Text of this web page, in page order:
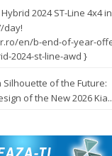
2024 ST-Line 4x4 in
day!
en/b-end-of-year-
2024-st-line-awd }
Silhouette of the Future:
of the New 2026